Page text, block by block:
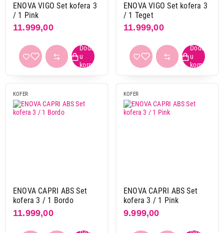
ENOVA VIGO Set kofera 3
/ 1 Pink
11.999,00
ENOVA VIGO Set kofera 3
/ 1 Teget
11.999,00
KOFER
ENOVA CAPRI ABS Set
kofera 3 / 1 Bordo
11.999,00
KOFER
ENOVA CAPRI ABS Set
kofera 3 / 1 Pink
9.999,00